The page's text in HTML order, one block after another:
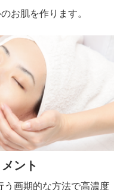
お肌を作ります。
ント
う画期的な方法で高濃度